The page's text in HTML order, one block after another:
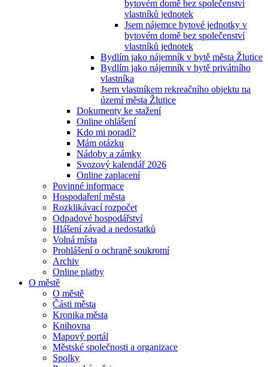
bytovém domě bez společenství
vlastníků jednotek
Jsem nájemce bytové jednotky v
bytovém domě bez společenství
vlastníků jednotek
Bydlím jako nájemník v bytě města Žlutice
Bydlím jako nájemník v bytě privátního
vlastníka
Jsem vlastníkem rekreačního objektu na
území města Žlutice
Dokumenty ke stažení
Online ohlášení
Kdo mi poradí?
Mám otázku
Nádoby a zámky
Svozový kalendář 2026
Online zaplacení
Povinné informace
Hospodaření města
Rozklikávací rozpočet
Odpadové hospodářství
Hlášení závad a nedostatků
Volná místa
Prohlášení o ochraně soukromí
Archiv
Online platby
O městě
O městě
Části města
Kronika města
Knihovna
Mapový portál
Městské společnosti a organizace
Spolky